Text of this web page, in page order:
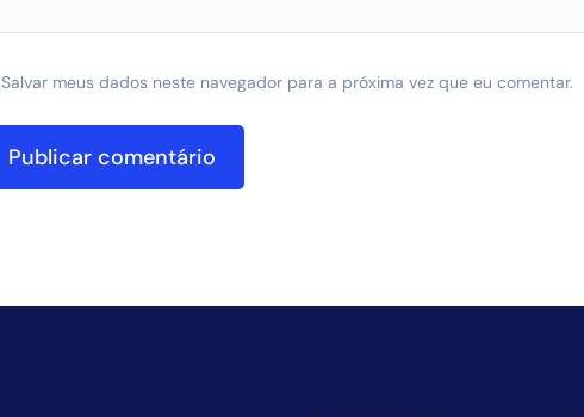
Salvar meus dados neste navegador para a próxima vez que eu comentar.